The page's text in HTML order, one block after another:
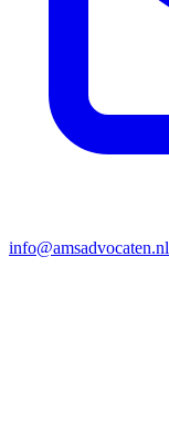
info@amsadvocaten.nl